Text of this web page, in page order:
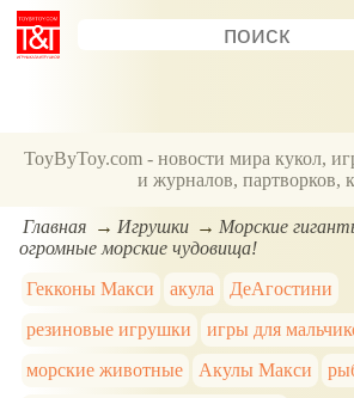
ToyByToy.com - новости мира кукол,
и журналов, партворков,
Главная Игрушки
Морские
огромные морские чудовища!
Гекконы Макси
акула
ДеАгостини
резиновые игрушки
игры для
морские животные
Акулы Макси